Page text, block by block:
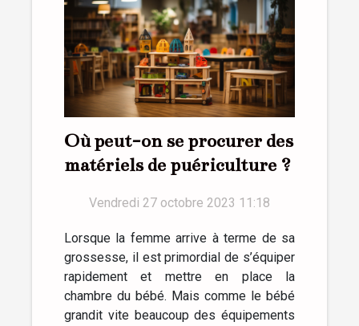
Où peut-on se procurer des
matériels de puériculture ?
Vendredi 27 octobre 2023 11:18
Lorsque la femme arrive à terme de sa
grossesse, il est primordial de s’équiper
rapidement et mettre en place la
chambre du bébé. Mais comme le bébé
grandit vite beaucoup des équipements